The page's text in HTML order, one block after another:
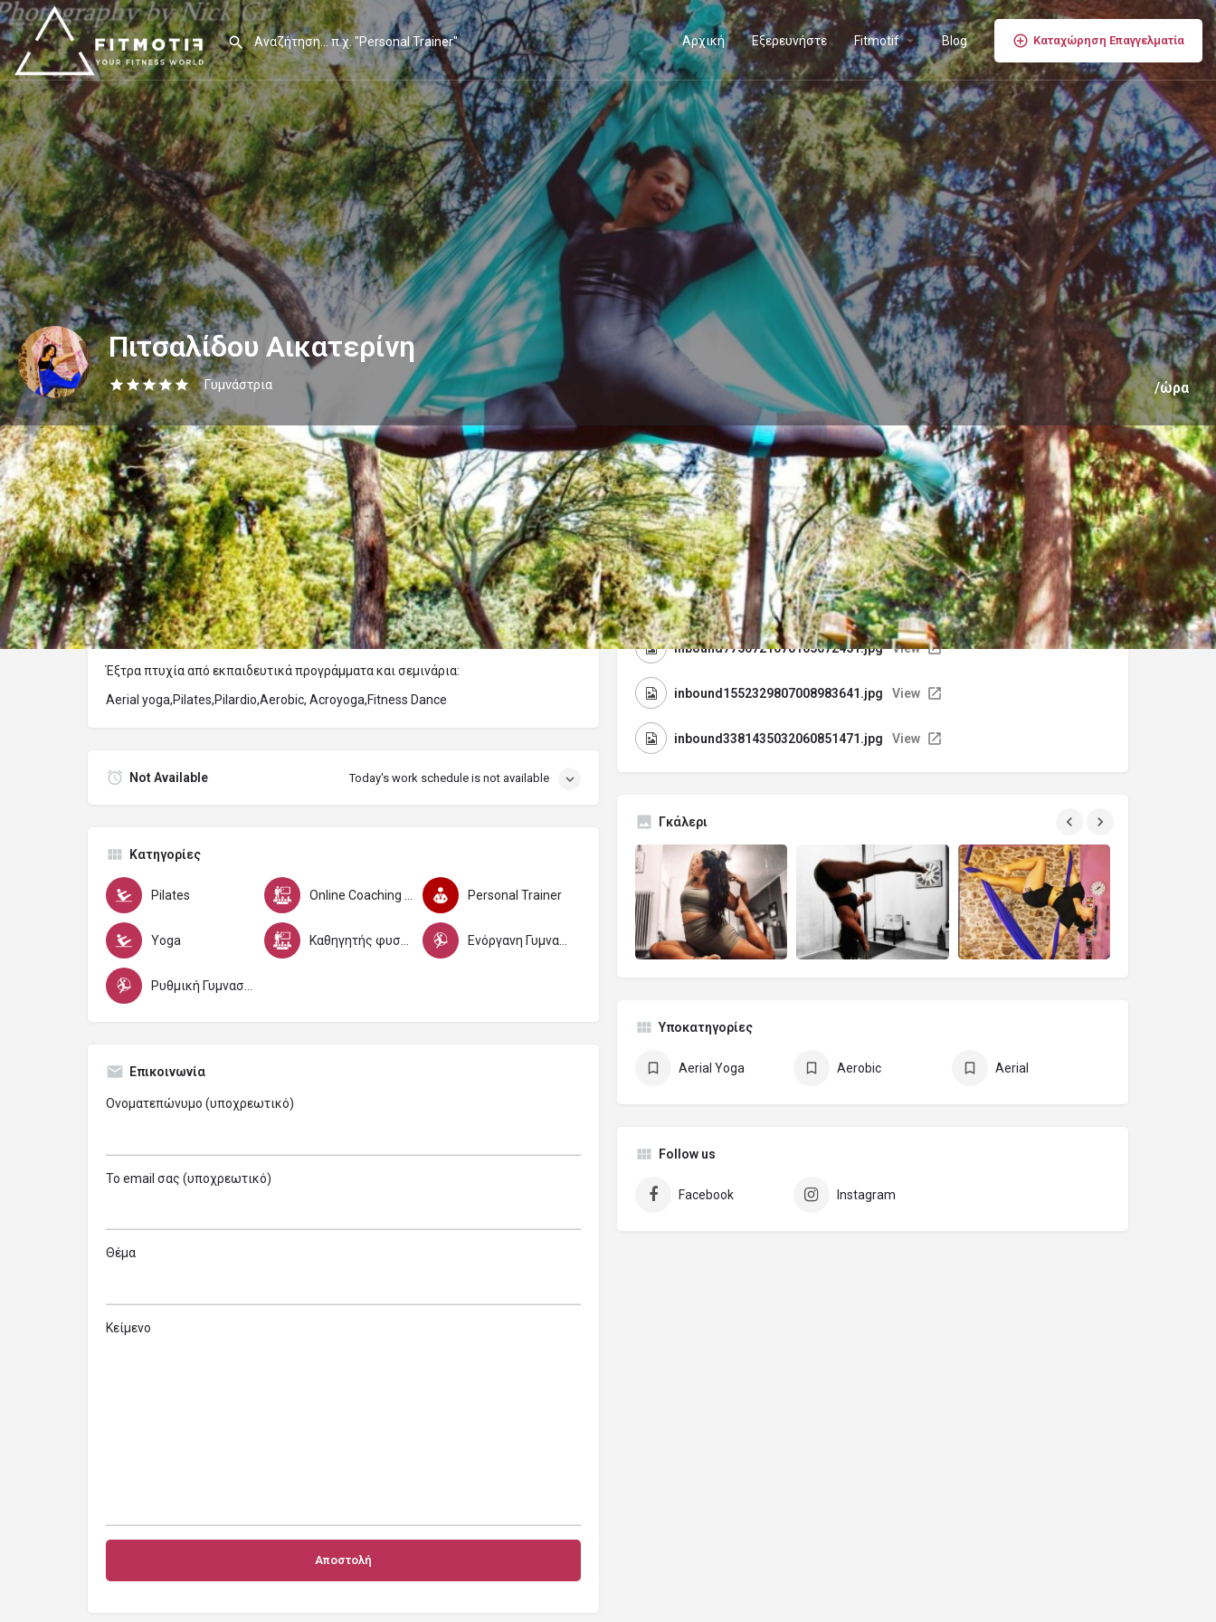
Αρχική Εξερευνήστε Fitmotif Blog Καταχώρηση Επαγγελματία
Πιτσαλίδου Αικατερίνη
Γυμνάστρια /ώρα
Προφίλ Αξιολογήσεις 15 Εκδηλώσεις 0
Αποστολή email Αφήστε μια κριτική Κοινοποίηση Αναφορά
Περιγραφή
Απόφοιτη Σ.Ε.Φ.Α.Α με δύο ειδικότητες (Ορχηστική & Ρυθμική Γυμναστική)
Έξτρα πτυχία από εκπαιδευτικά προγράμματα και σεμινάρια:
Aerial yoga,Pilates,Pilardio,Aerobic, Acroyoga,Fitness Dance
Πιστοποιητικά Κατάρτισης
inbound7750721678165072451.jpg View
inbound1552329807008983641.jpg View
inbound3381435032060851471.jpg View
Not Available Today's work schedule is not available
Γκάλερι
Κατηγορίες
Pilates Online Coaching (Εξ'Αποστάσεως) Personal Trainer
Yoga Καθηγητής φυσικής αγωγής και αθλητισμού Ενόργανη Γυμναστική
Ρυθμική Γυμναστική
Υποκατηγορίες
Aerial Yoga Aerobic Aerial
Επικοινωνία
Ονοματεπώνυμο (υποχρεωτικό)
Το email σας (υποχρεωτικό)
Θέμα
Κείμενο
Follow us
Facebook Instagram